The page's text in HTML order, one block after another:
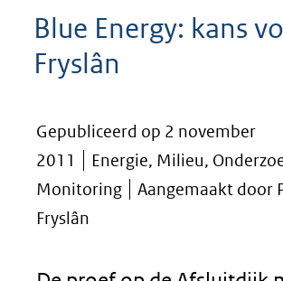
Blue Energy: kans
Fryslân
Gepubliceerd op 2 november
2011
Energie, Milieu,
Monitoring
Aangemaakt door
Fryslân